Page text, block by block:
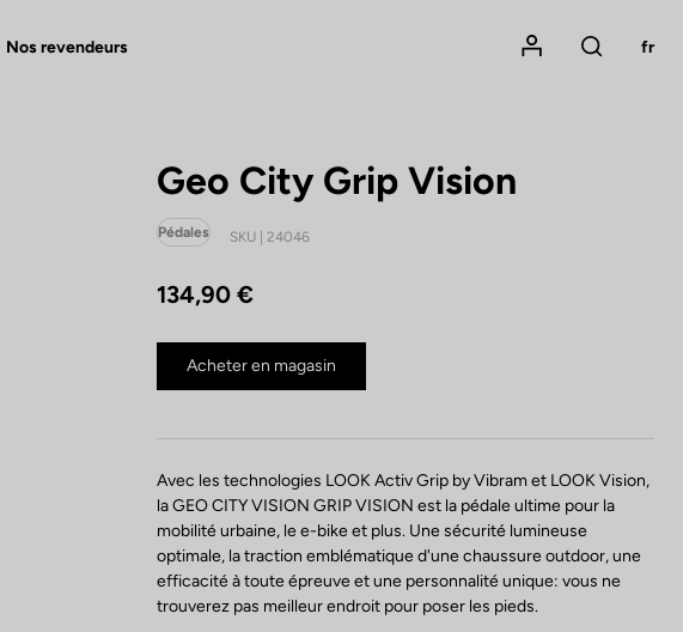
Nos revendeurs
Mon compte
Rechercher
fr
Geo City Grip Vision
Pédales SKU | 24046
134,90 €
Acheter en magasin
Avec les technologies LOOK Activ Grip by Vibram et LOOK Vision,
la GEO CITY VISION GRIP VISION est la pédale ultime pour la
mobilité urbaine, le e-bike et plus. Une sécurité lumineuse
optimale, la traction emblématique d'une chaussure outdoor, une
efficacité à toute épreuve et une personnalité unique: vous ne
trouverez pas meilleur endroit pour poser les pieds.